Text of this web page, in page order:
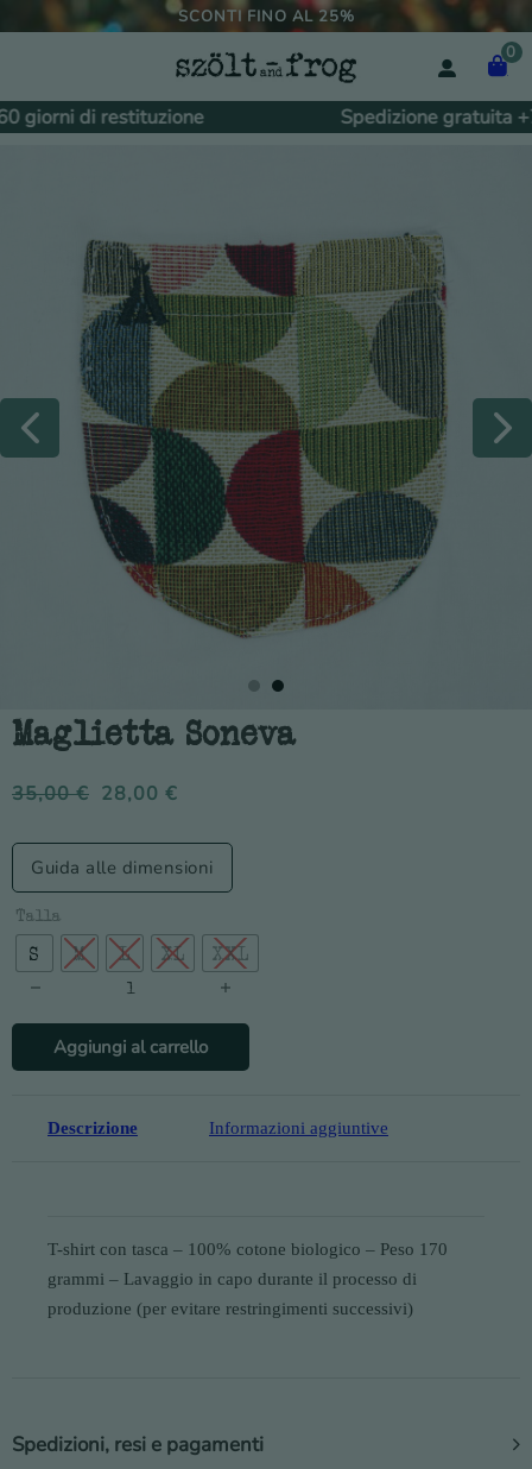
SCONTI FINO AL 25%
0
di restituzione Spedizione gratuita
Maglietta Soneva
35,00€ 28,00 €
Guida alle dimensioni
Talla
S
M L XL
XXL
Maglietta Soneva quantità
Aggiungi al carrello
Descrizione Informazioni aggiuntive
T-shirt con tasca – 100% cotone biologico – Peso 170
grammi – Lavaggio in capo durante il processo di
produzione (per evitare restringimenti successivi)
Spedizioni, resi e pagamenti